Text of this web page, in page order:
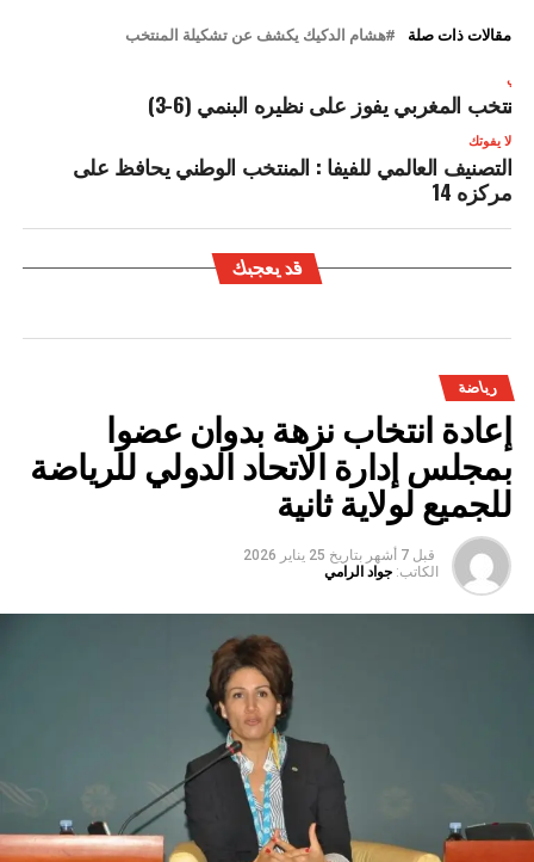
مقالات ذات صلة هشام الدكيك يكشف عن تشكيلة المنتخب
المغربي يفوز على نظيره البنمي (6-3)
لا يفوتك
التصنيف العالمي للفيفا : المنتخب الوطني يحافظ على
مركزه 14
قد يعجبك
رياضة
إعادة انتخاب نزهة بدوان عضوا
بمجلس إدارة الاتحاد الدولي للرياضة
للجميع لولاية ثانية
قبل 7 أشهر بتاريخ 25 يناير 2026
الكاتب: جواد الرامي